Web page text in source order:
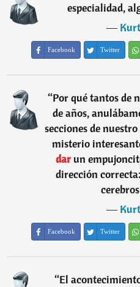
especialidad,
―
Facebook Twitter
“Por qué tantos de
de años,
secciones de
misterio
darun
dirección
―
Facebook Twitter
“El